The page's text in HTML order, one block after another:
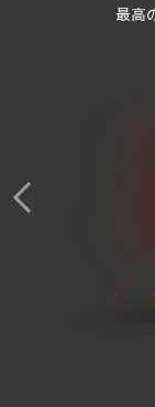
最高